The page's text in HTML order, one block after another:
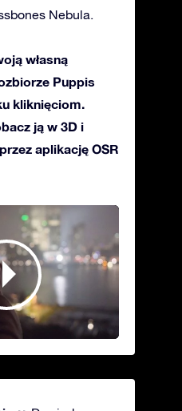
Nebula.
własną
Puppis
kliknięciom.
ją w 3D i
aplikację OSR